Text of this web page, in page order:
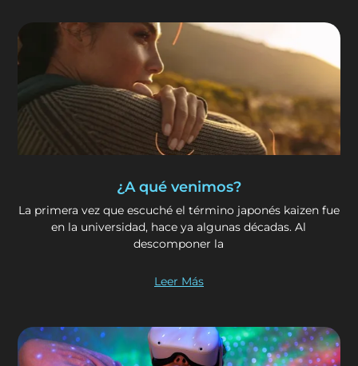
¿A qué venimos?
La primera vez que escuché el término japonés kaizen fue
en la universidad, hace ya algunas décadas. Al
descomponer la
Leer Más